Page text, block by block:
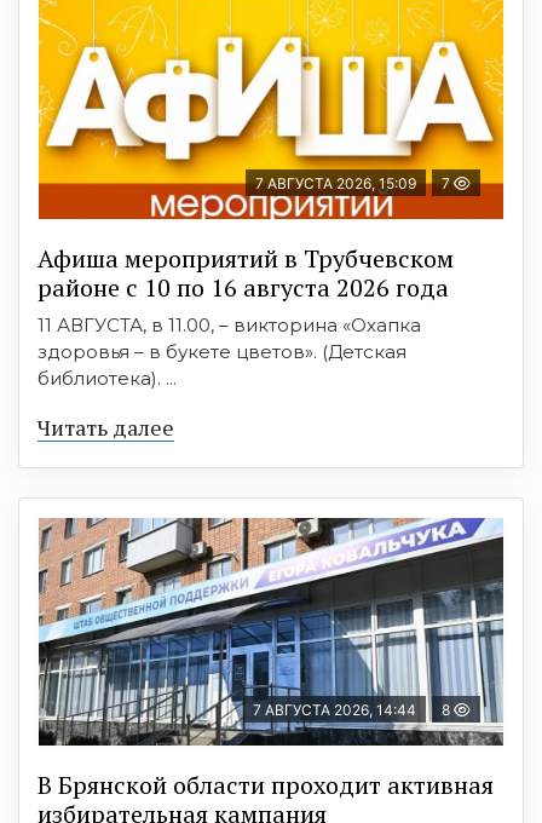
7 АВГУСТА 2026, 15:09 7
Афиша мероприятий в Трубчевском
районе с 10 по 16 августа 2026 года
11 АВГУСТА, в 11.00, – викторина «Охапка
здоровья – в букете цветов». (Детская
библиотека). ...
Читать далее
7 АВГУСТА 2026, 14:44 8
В Брянской области проходит активная
избирательная кампания